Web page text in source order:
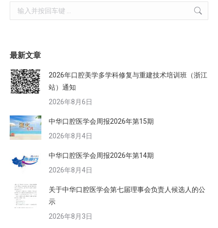
Search:
最新文章
2026年口腔美学多学科修复与重建技术培训班（浙江
站）通知
2026年8月6日
中华口腔医学会周报2026年第15期
2026年8月4日
中华口腔医学会周报2026年第14期
2026年8月4日
关于中华口腔医学会第七届理事会负责人候选人的公
示
2026年8月3日